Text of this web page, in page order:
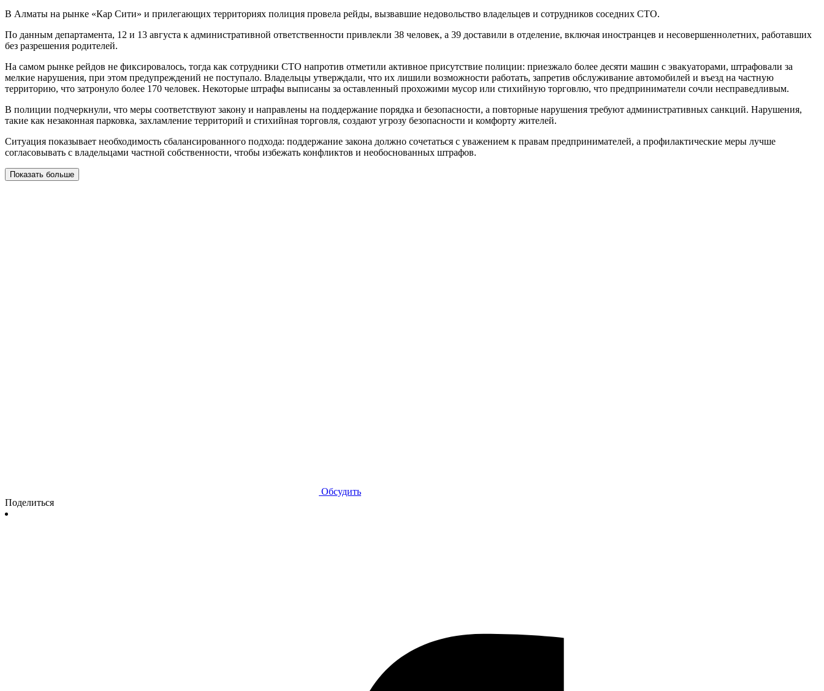
В Алматы на рынке «Кар Сити» и прилегающих территориях полиция провела рейды, вызвавшие недовольство владельцев и сотрудников соседних СТО.
По данным департамента, 12 и 13 августа к административной ответственности привлекли 38 человек, а 39 доставили в отделение, включая иностранцев и несовершеннолетних, работавших
без разрешения родителей.
На самом рынке рейдов не фиксировалось, тогда как сотрудники СТО напротив отметили активное присутствие полиции: приезжало более десяти машин с эвакуаторами, штрафовали за
мелкие нарушения, при этом предупреждений не поступало. Владельцы утверждали, что их лишили возможности работать, запретив обслуживание автомобилей и въезд на частную
территорию, что затронуло более 170 человек. Некоторые штрафы выписаны за оставленный прохожими мусор или стихийную торговлю, что предприниматели сочли несправедливым.
В полиции подчеркнули, что меры соответствуют закону и направлены на поддержание порядка и безопасности, а повторные нарушения требуют административных санкций. Нарушения,
такие как незаконная парковка, захламление территорий и стихийная торговля, создают угрозу безопасности и комфорту жителей.
Ситуация показывает необходимость сбалансированного подхода: поддержание закона должно сочетаться с уважением к правам предпринимателей, а профилактические меры лучше
согласовывать с владельцами частной собственности, чтобы избежать конфликтов и необоснованных штрафов.
Показать больше
Обсудить
Поделиться